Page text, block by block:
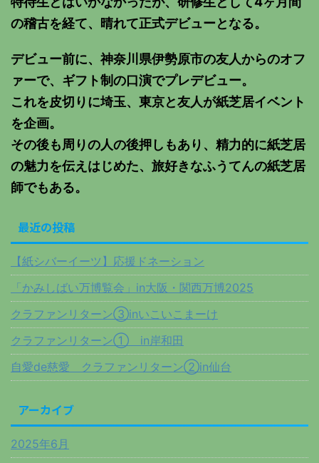
の稽古を経て、晴れて正式デビューとなる。
デビュー前に、神奈川県伊勢原市の友人からのオフ
ァーで、ギフト制の口演でプレデビュー。
これを皮切りに埼玉、東京と友人が紙芝居イベント
を企画。
その後も周りの人の後押しもあり、精力的に紙芝居
の魅力を伝えはじめた、旅好きなふうてんの紙芝居
師でもある。
最近の投稿
【紙シバーイーツ】応援ドネーション
「かみしばい万博覧会」in大阪・関西万博2025
クラファンリターン③inいこいこまーけ
クラファンリターン① in岸和田
自愛de慈愛 クラファンリターン②in仙台
アーカイブ
2025年6月